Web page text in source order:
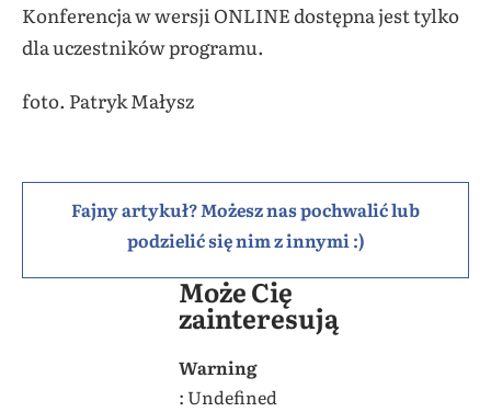
Konferencja w wersji ONLINE dostępna jest tylko
dla uczestników programu.
foto. Patryk Małysz
Fajny artykuł? Możesz nas pochwalić lub
podzielić się nim z innymi :)
Może Cię
zainteresują
Warning
: Undefined